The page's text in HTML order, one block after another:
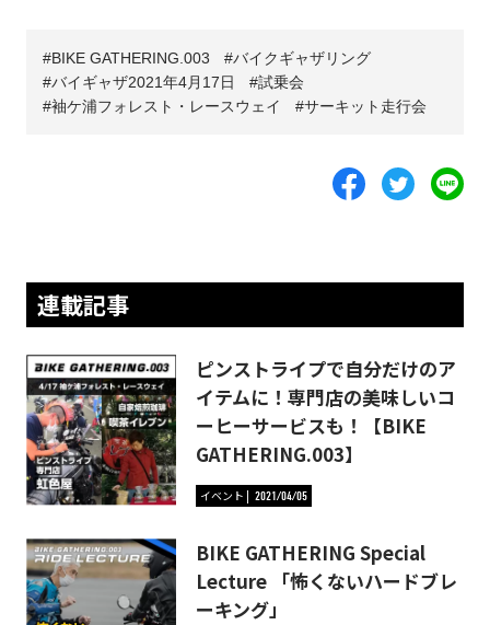
BIKE GATHERING.003
バイクギャザリング
バイギャザ2021年4月17日
試乗会
袖ケ浦フォレスト・レースウェイ
サーキット走行会
連載記事
ピンストライプで自分だけのア
イテムに！専門店の美味しいコ
ーヒーサービスも！【BIKE
GATHERING.003】
イベント 2021/04/05
BIKE GATHERING Special
Lecture 「怖くないハードブレ
ーキング」